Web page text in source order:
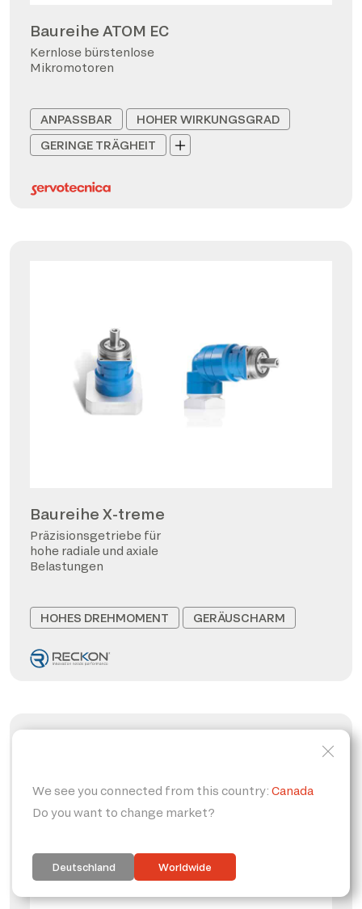
Baureihe ATOM EC
Kernlose bürstenlose
Mikromotoren
ANPASSBAR
HOHER WIRKUNGSGRAD
GERINGE TRÄGHEIT
Baureihe X-treme
Präzisionsgetriebe für
hohe radiale und axiale
Belastungen
HOHES DREHMOMENT GERÄUSCHARM